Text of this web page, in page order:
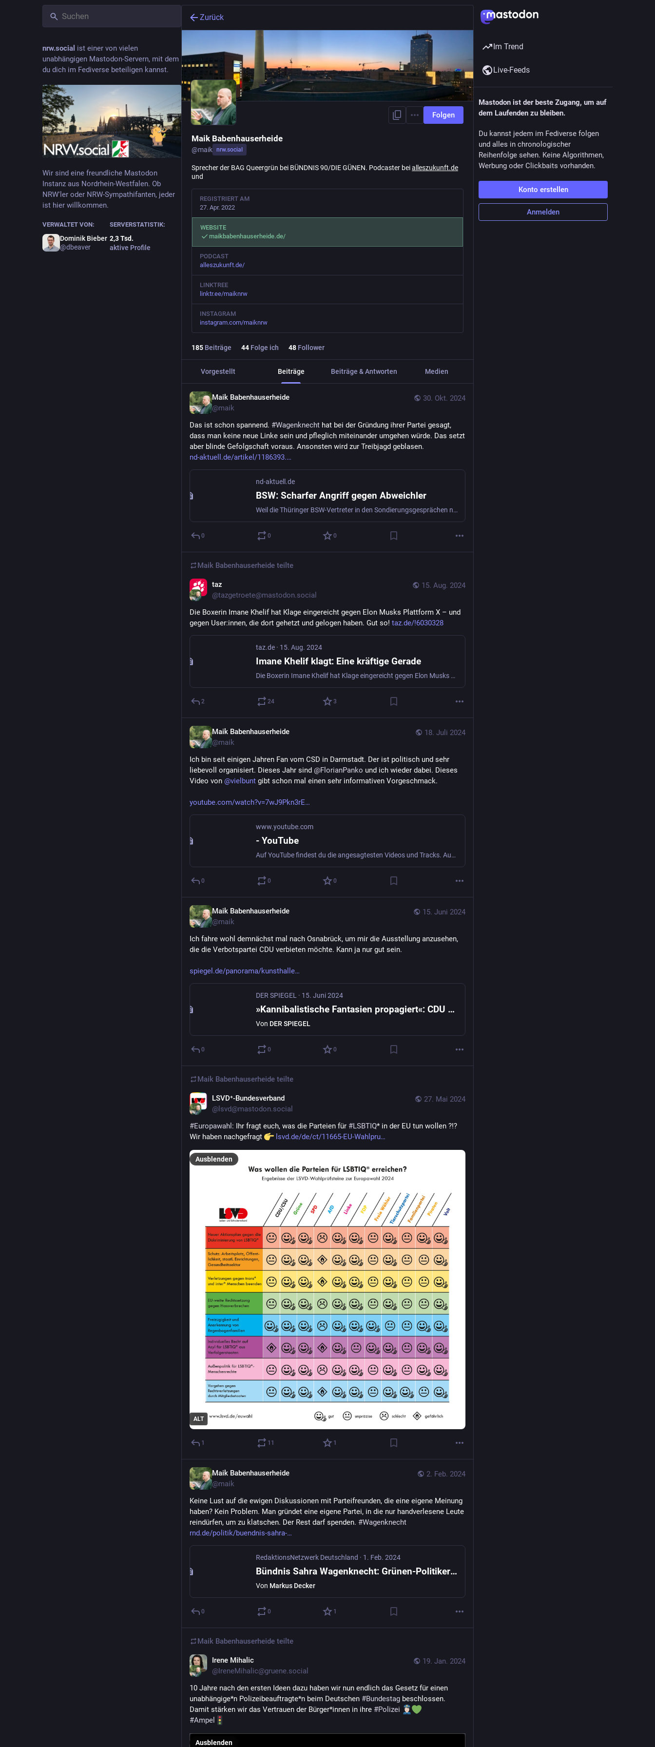
nrw.social ist einer von vielen
unabhängigen Mastodon-Servern, mit dem
du dich im Fediverse beteiligen kannst.
Wir sind eine freundliche Mastodon
Instanz aus Nordrhein-Westfalen. Ob
NRW'ler oder NRW-Sympathifanten, jeder
ist hier willkommen.
VERWALTET VON:
Dominik Bieber
@dbeaver
SERVERSTATISTIK:
2,3Tsd.
aktive Profile
Zurück
Folgen
Maik Babenhauserheide
@maik nrw.social
Sprecher der BAG Queergrün bei BÜNDNIS 90/DIE GÜNEN. Podcaster beialleszukunft.de
und
REGISTRIERT AM
27. Apr. 2022
WEBSITE
maikbabenhauserheide.de/
PODCAST
alleszukunft.de/
LINKTREE
linktr.ee/maiknrw
INSTAGRAM
instagram.com/maiknrw
185 Beiträge 44 Folge ich 48 Follower
Vorgestellt Beiträge Beiträge & Antworten Medien
30. Okt. 2024
Maik Babenhauserheide
@maik
Das ist schon spannend. #Wagenknecht hat bei der Gründung ihrer Partei gesagt,
dass man keine neue Linke sein und pfleglich miteinander umgehen würde. Das setzt
aber blinde Gefolgschaft voraus. Ansonsten wird zur Treibjagd geblasen.
nd-aktuell.de/artikel/1186393.
nd-aktuell.de
BSW: Scharfer Angriff gegen Abweichler
Weil die Thüringer BSW-Vertreter in den Sondierungsgesprächen nicht das erreicht haben, was sich Sahra Wagenknecht wünscht, werden sie jetzt von der BSW-Führung in Berlin öffentlich hart angegriffen.
0 0 0
Maik Babenhauserheide teilte
15. Aug. 2024
taz
@tazgetroete@mastodon.social
Die Boxerin Imane Khelif hat Klage eingereicht gegen Elon Musks Plattform X – und
gegen User:innen, die dort gehetzt und gelogen haben. Gut so! taz.de/!6030328
taz.de · 15. Aug. 2024
Imane Khelif klagt: Eine kräftige Gerade
Die Boxerin Imane Khelif hat Klage eingereicht gegen Elon Musks Plattform X – und gegen User:innen, die dort gehetzt und gelogen haben. Gut so!
2 24 3
18. Juli 2024
Maik Babenhauserheide
@maik
Ich bin seit einigen Jahren Fan vom CSD in Darmstadt. Der ist politisch und sehr
liebevoll organisiert. Dieses Jahr sind @FlorianPanko und ich wieder dabei. Dieses
Video von @vielbunt gibt schon mal einen sehr informativen Vorgeschmack.
youtube.com/watch?v=7wJ9Pkn3rE
www.youtube.com
- YouTube
Auf YouTube findest du die angesagtesten Videos und Tracks. Außerdem kannst du eigene Inhalte hochladen und mit Freunden oder gleich der ganzen Welt teilen.
0 0 0
15. Juni 2024
Maik Babenhauserheide
@maik
Ich fahre wohl demnächst mal nach Osnabrück, um mir die Ausstellung anzusehen,
die die Verbotspartei CDU verbieten möchte. Kann ja nur gut sein.
spiegel.de/panorama/kunsthalle
DER SPIEGEL · 15. Juni 2024
»Kannibalistische Fantasien propagiert«: CDU fordert Schließung von Kunstausstellung in Osnabrück
Von DER SPIEGEL
0 0 0
Maik Babenhauserheide teilte
27. Mai 2024
LSVD⁺-Bundesverband
@ lsvd@mastodon.social
#Europawahl : Ihr fragt euch, was die Parteien für #LSBTIQ* in der EU tun wollen ?!?
Wir haben nachgefragt
lsvd.de/de/ct/11665-EU-Wahlpru
ALT
Ausblenden
1 11 1
2. Feb. 2024
Maik Babenhauserheide
@maik
Keine Lust auf die ewigen Diskussionen mit Parteifreunden, die eine eigene Meinung
haben? Kein Problem. Man gründet eine eigene Partei, in die nur handverlesene Leute
reindürfen, um zu klatschen. Der Rest darf spenden. #Wagenknecht
rnd.de/politik/buendnis-sahra-
RedaktionsNetzwerk Deutschland · 1. Feb. 2024
Bündnis Sahra Wagenknecht: Grünen-Politikerin übt Kritik an Aufnahmepraxis der Wagenknecht-Partei
Von Markus Decker
0 0 1
Maik Babenhauserheide teilte
19. Jan. 2024
Irene Mihalic
@IreneMihalic@gruene.social
10 Jahre nach den ersten Ideen dazu haben wir nun endlich das Gesetz für einen
unabhängige*n Polizeibeauftragte*n beim Deutschen #Bundestag beschlossen.
Damit stärken wir das Vertrauen der Bürger*innen in ihre #Polizei
#Ampel
Ausblenden
Im Trend
Live-Feeds
Mastodon ist der beste Zugang, um auf
dem Laufenden zu bleiben.
Du kannst jedem im Fediverse folgen
und alles in chronologischer
Reihenfolge sehen. Keine Algorithmen,
Werbung oder Clickbaits vorhanden.
Konto erstellen
Anmelden